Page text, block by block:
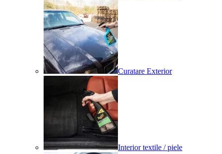
Curatare Exterior
Interior textile / piele